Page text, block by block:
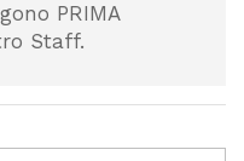
PRIMA
Staff.